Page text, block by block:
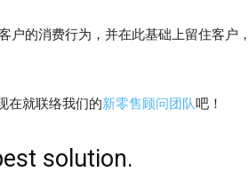
的消费行为，并在此基础上留住客户，
在就联络我们的新零售顾问团队吧！
solution.